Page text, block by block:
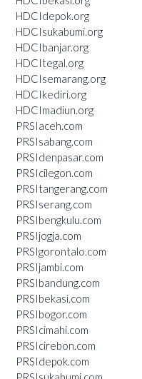
HDCIdepok.org
HDCIsukabumi.org
HDCIbanjar.org
HDCItegal.org
HDCIsemarang.org
HDCIkediri.org
HDCImadiun.org
PRSIaceh.com
PRSIsabang.com
PRSIdenpasar.com
PRSIcilegon.com
PRSItangerang.com
PRSIserang.com
PRSIbengkulu.com
PRSIjogja.com
PRSIgorontalo.com
PRSIjambi.com
PRSIbandung.com
PRSIbekasi.com
PRSIbogor.com
PRSIcimahi.com
PRSIcirebon.com
PRSIdepok.com